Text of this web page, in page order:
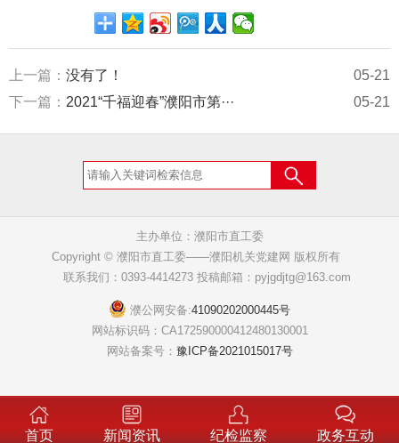
上一篇： 没有了！
05-21
下一篇： 2021“千福迎春”濮阳市第··· 05-21
首页 新闻资讯 纪检监察 政务互动
主办单位：濮阳市直工委
Copyright © 濮阳市直工委——濮阳机关党建网 版权所有
联系我们：0393-4414273 投稿邮箱：pyjgdjtg@163.com
濮公网安备:41090202000445号
网站标识码：CA172590000412480130001
网站备案号： 豫ICP备2021015017号